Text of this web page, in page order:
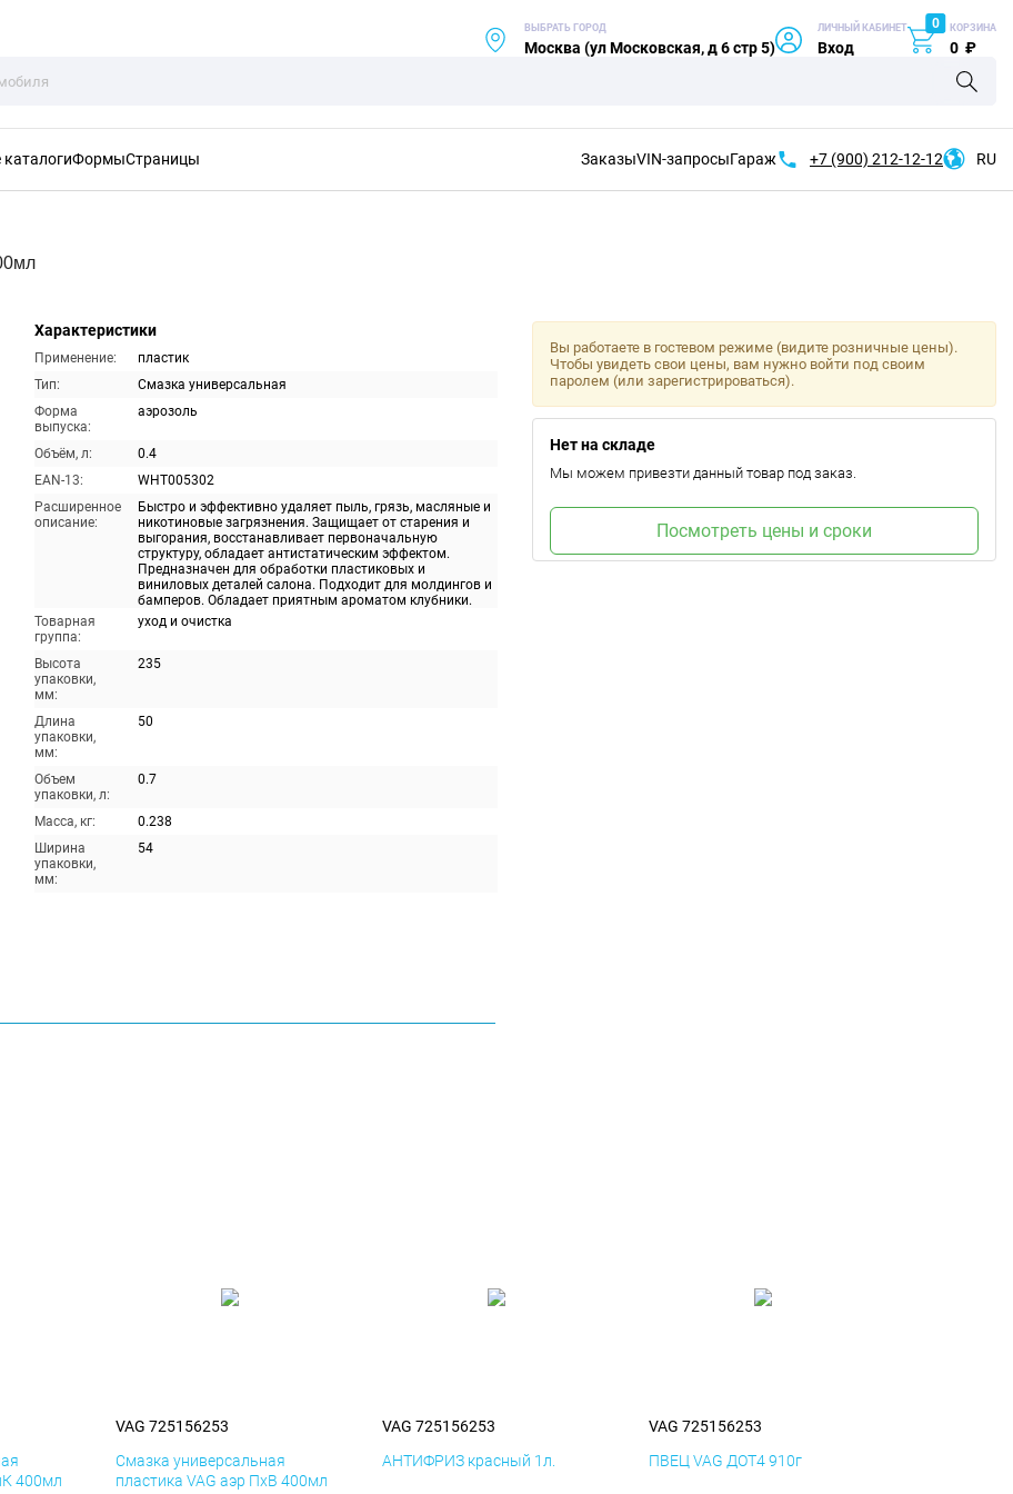
ВЫБРАТЬ ГОРОД
Москва (ул Московская, д 6 стр 5)
ЛИЧНЫЙ КАБИНЕТ
Вход
0 КОРЗИНА
0 ₽
ФормыСтраницы ЗаказыVIN-запросыГараж +7 (900) 212-12-12 RU
Характеристики
Применение:
пластик
Тип:
Смазка универсальная
Форма
выпуска:
аэрозоль
Объём, л:
0.4
EAN-13:
WHT005302
Расширенное
описание:
Быстро и эффективно удаляет пыль, грязь, масляные и
никотиновые загрязнения. Защищает от старения и
выгорания, восстанавливает первоначальную
структуру, обладает антистатическим эффектом.
Предназначен для обработки пластиковых и
виниловых деталей салона. Подходит для молдингов и
бамперов. Обладает приятным ароматом клубники.
Товарная
группа:
уход и очистка
Высота
упаковки,
мм:
235
Длина
упаковки,
мм:
50
Объем
упаковки, л:
0.7
Масса, кг:
0.238
Ширина
упаковки,
мм:
54
Вы работаете в гостевом режиме (видите розничные цены).
Чтобы увидеть свои цены, вам нужно войти под своим
паролем (или зарегистрироваться).
Нет на складе
Мы можем привезти данный товар под заказ.
Посмотреть цены и сроки
400мл
VAG 725156253
Смазка универсальная
пластика VAG аэр ПхВ 400мл
VAG 725156253
АНТИФРИЗ красный 1л.
VAG 725156253
ПВЕЦ VAG ДОТ4 910г